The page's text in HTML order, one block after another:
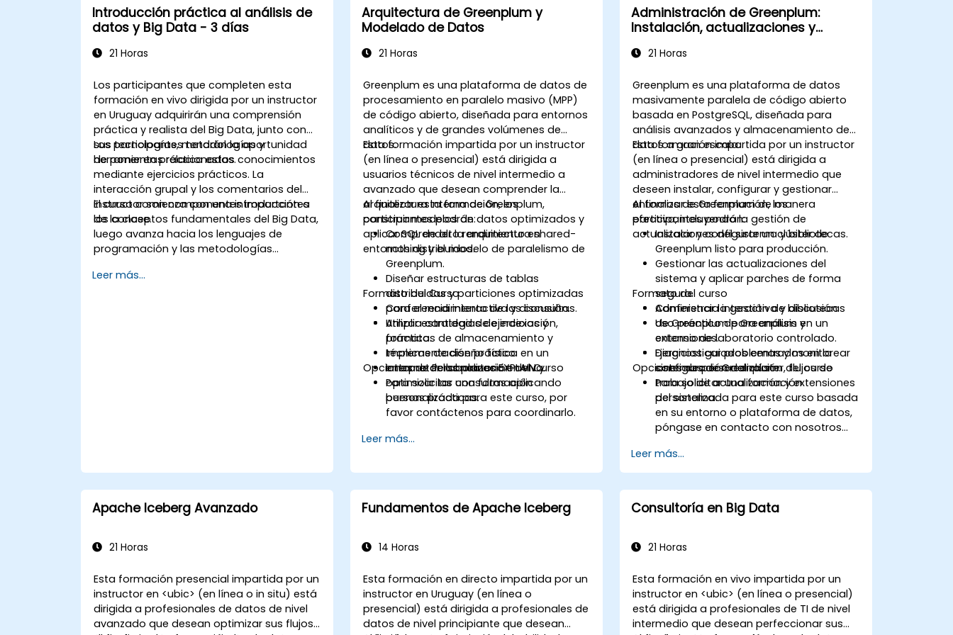
Introducción práctica al análisis de
datos y Big Data - 3 días
21 Horas
Los participantes que completen esta
formación en vivo dirigida por un instructor
en Uruguay adquirirán una comprensión
práctica y realista del Big Data, junto con
sus tecnologías, metodologías y
herramientas relacionadas.
Los participantes tendrán la oportunidad
de poner en práctica estos conocimientos
mediante ejercicios prácticos. La
interacción grupal y los comentarios del
instructor son componentes importantes
de la clase.
El curso comienza con una introducción a
los conceptos fundamentales del Big Data,
luego avanza hacia los lenguajes de
programación y las metodologías
Finalmente, discutimos las herramientas e
Leer más...
Arquitectura de Greenplum y
Modelado de Datos
21 Horas
Greenplum es una plataforma de datos de
procesamiento en paralelo masivo (MPP)
de código abierto, diseñada para entornos
analíticos y de grandes volúmenes de
datos.
Esta formación impartida por un instructor
(en línea o presencial) está dirigida a
usuarios técnicos de nivel intermedio a
avanzado que desean comprender la
arquitectura interna de Greenplum,
construir modelos de datos optimizados y
aplicar SQL de alto rendimiento en
entornos distribuidos.
Al finalizar esta formación, los
participantes podrán:
Comprender la arquitectura shared-
nothing y el modelo de paralelismo de
Greenplum.
Diseñar estructuras de tablas
distribuidas y particiones optimizadas
para el rendimiento de las consultas.
Utilizar estrategias de indexación,
formatos de almacenamiento y
técnicas de diseño físico.
Interpretar los planes EXPLAIN y
optimizar las consultas aplicando
buenas prácticas.
Formato del Curso
Conferencia interactiva y discusión.
Amplia cantidad de ejercicios y
práctica.
Implementación práctica en un
entorno de laboratorio en vivo.
Opciones de Personalización del Curso
Para solicitar una formación
personalizada para este curso, por
favor contáctenos para coordinarlo.
Leer más...
Administración de Greenplum:
Instalación, actualizaciones y
21 Horas
Greenplum es una plataforma de datos
masivamente paralela de código abierto
basada en PostgreSQL, diseñada para
análisis avanzados y almacenamiento de
datos a gran escala.
Esta formación impartida por un instructor
(en línea o presencial) está dirigida a
administradores de nivel intermedio que
deseen instalar, configurar y gestionar
entornos de Greenplum de manera
efectiva, incluyendo la gestión de
actualizaciones del sistema y bibliotecas.
Al finalizar esta formación, los
participantes podrán:
Instalar y configurar un clúster de
Greenplum listo para producción.
Gestionar las actualizaciones del
sistema y aplicar parches de forma
segura.
Administrar la gestión de bibliotecas
de Greenplum para análisis y
extensiones.
Diagnosticar problemas y monitorear
sistemas de Greenplum.
Formato del curso
Conferencia interactiva y discusión.
Uso práctico de Greenplum en un
entorno de laboratorio controlado.
Ejercicios guiados centrados en la
configuración del clúster, flujos de
trabajo de actualización y extensiones
del sistema.
Opciones de personalización del curso
Para solicitar una formación
personalizada para este curso basada
en su entorno o plataforma de datos,
póngase en contacto con nosotros
Leer más...
Apache Iceberg Avanzado
21 Horas
Esta formación presencial impartida por un
instructor en <ubic> (en línea o in situ) está
dirigida a profesionales de datos de nivel
avanzado que desean optimizar sus flujos
Fundamentos de Apache Iceberg
14 Horas
Esta formación en directo impartida por un
instructor en Uruguay (en línea o
presencial) está dirigida a profesionales de
datos de nivel principiante que desean
Consultoría en Big Data
21 Horas
Esta formación en vivo impartida por un
instructor en <ubic> (en línea o presencial)
está dirigida a profesionales de TI de nivel
intermedio que desean perfeccionar sus